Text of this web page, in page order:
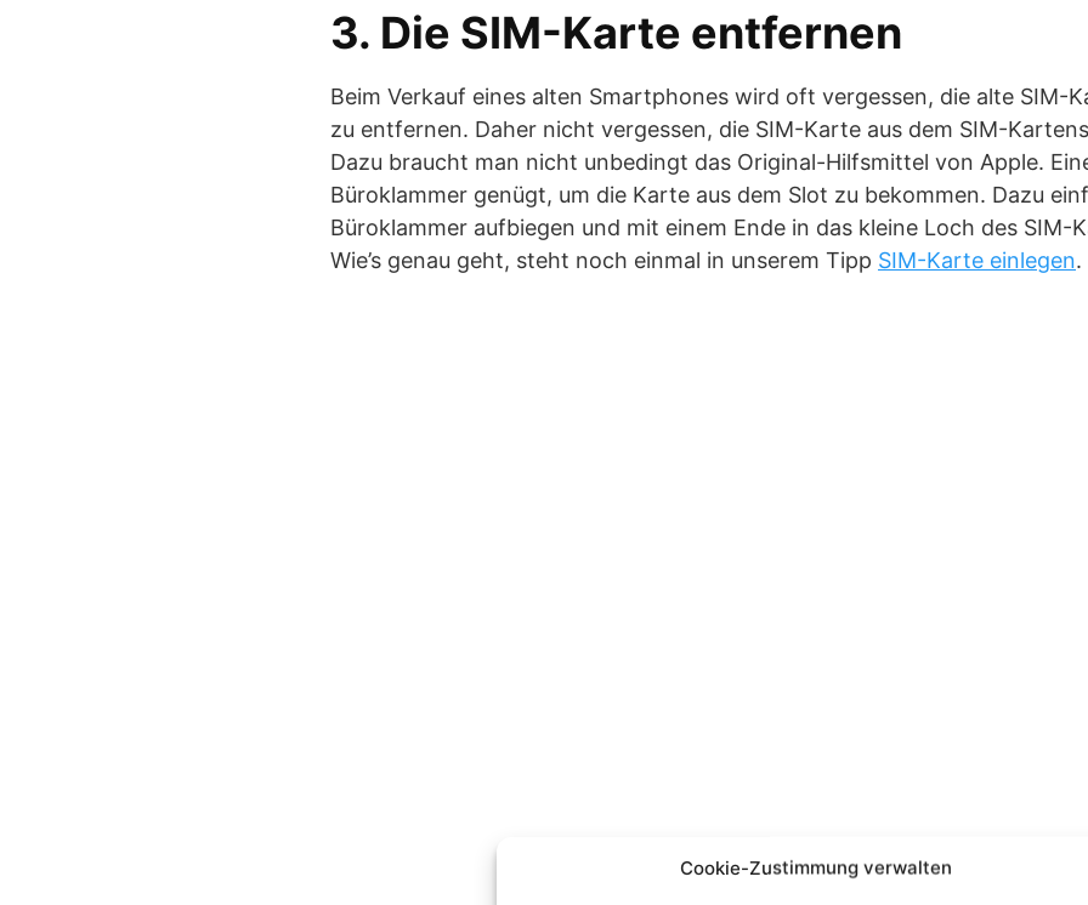
3. Die SIM-Karte entfernen
Beim Verkauf eines alten Smartphones wird oft vergessen, die alte SIM-
zu entfernen. Daher nicht vergessen, die SIM-Karte aus dem SIM-
Dazu braucht man nicht unbedingt das Original-Hilfsmittel von Apple.
Büroklammer genügt, um die Karte aus dem Slot zu bekommen. Dazu
Büroklammer aufbiegen und mit einem Ende in das kleine Loch des SIM-
Wie’s genau geht, steht noch einmal in unserem Tipp SIM-Karte einlegen.
Cookie-Zustimmung verwalten